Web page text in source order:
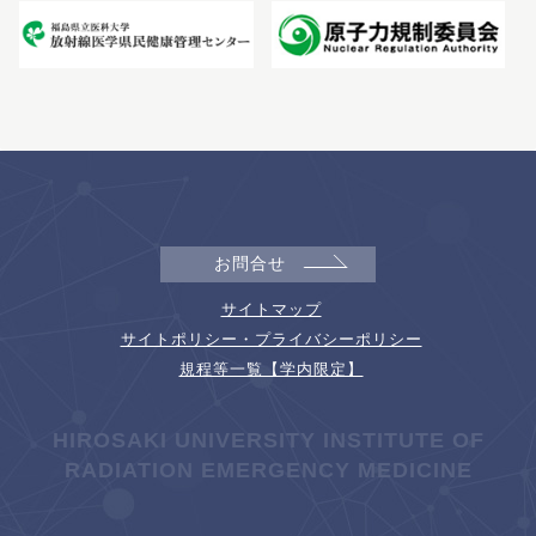
お問合せ
サイトマップ
サイトポリシー・プライバシーポリシー
規程等一覧【学内限定】
HIROSAKI UNIVERSITY INSTITUTE OF
RADIATION EMERGENCY MEDICINE